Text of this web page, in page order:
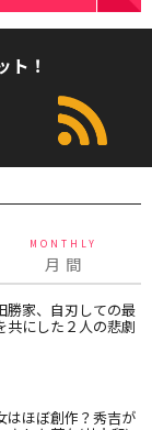
ト！
MONTHLY
月 間
勝家、自刃しての最
にした２人の悲劇
はほぼ創作？秀吉が